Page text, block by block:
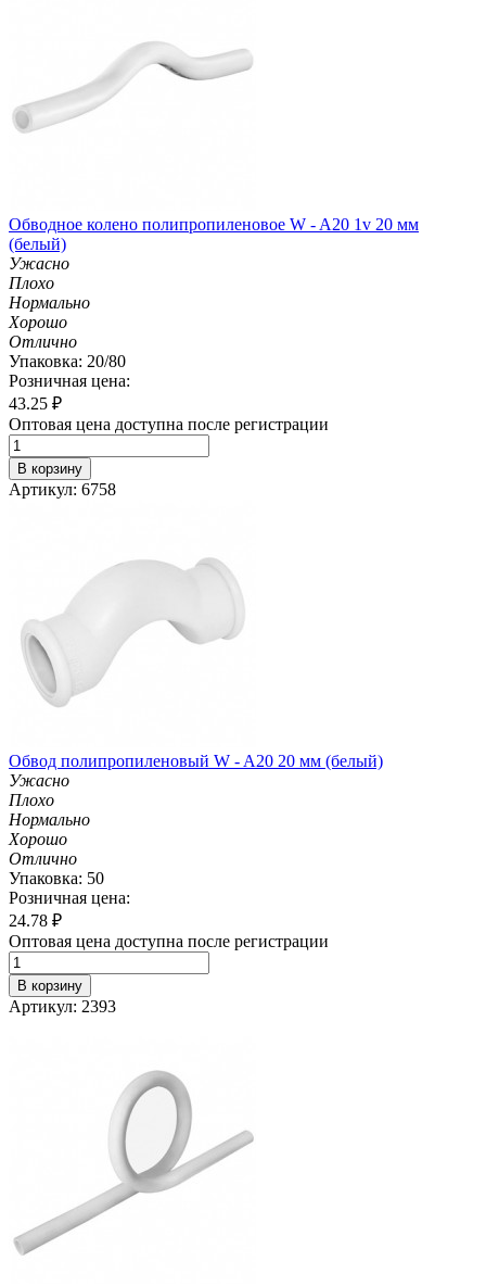
Обводное колено полипропиленовое W - A20 1v 20 мм
(белый)
Ужасно
Плохо
Нормально
Хорошо
Отлично
Упаковка: 20/80
Розничная цена:
43.25 ₽
Оптовая цена доступна после регистрации
В корзину
Артикул: 6758
Обвод полипропиленовый W - A20 20 мм (белый)
Ужасно
Плохо
Нормально
Хорошо
Отлично
Упаковка: 50
Розничная цена:
24.78 ₽
Оптовая цена доступна после регистрации
В корзину
Артикул: 2393